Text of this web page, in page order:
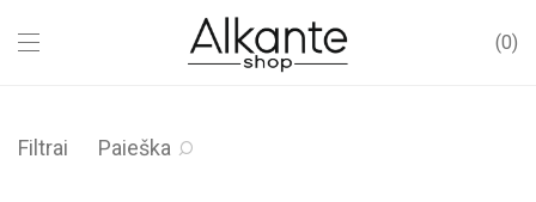
0
Filtrai Paieška